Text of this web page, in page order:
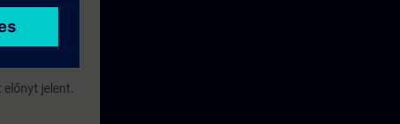
jelent.